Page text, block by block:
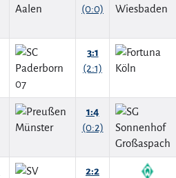
(0:0)
3:1
(2:1)
1:4
(0:2)
2:2